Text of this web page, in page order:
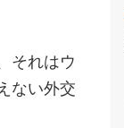
それはウ
ない外交